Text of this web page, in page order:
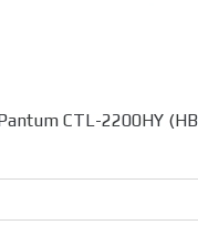
CTL-2200HY